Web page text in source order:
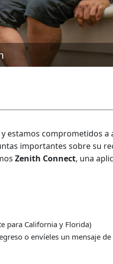
estamos comprometidos a
importantes sobre su
Zenith Connect, una
para California y Florida)
o envíeles un mensaje